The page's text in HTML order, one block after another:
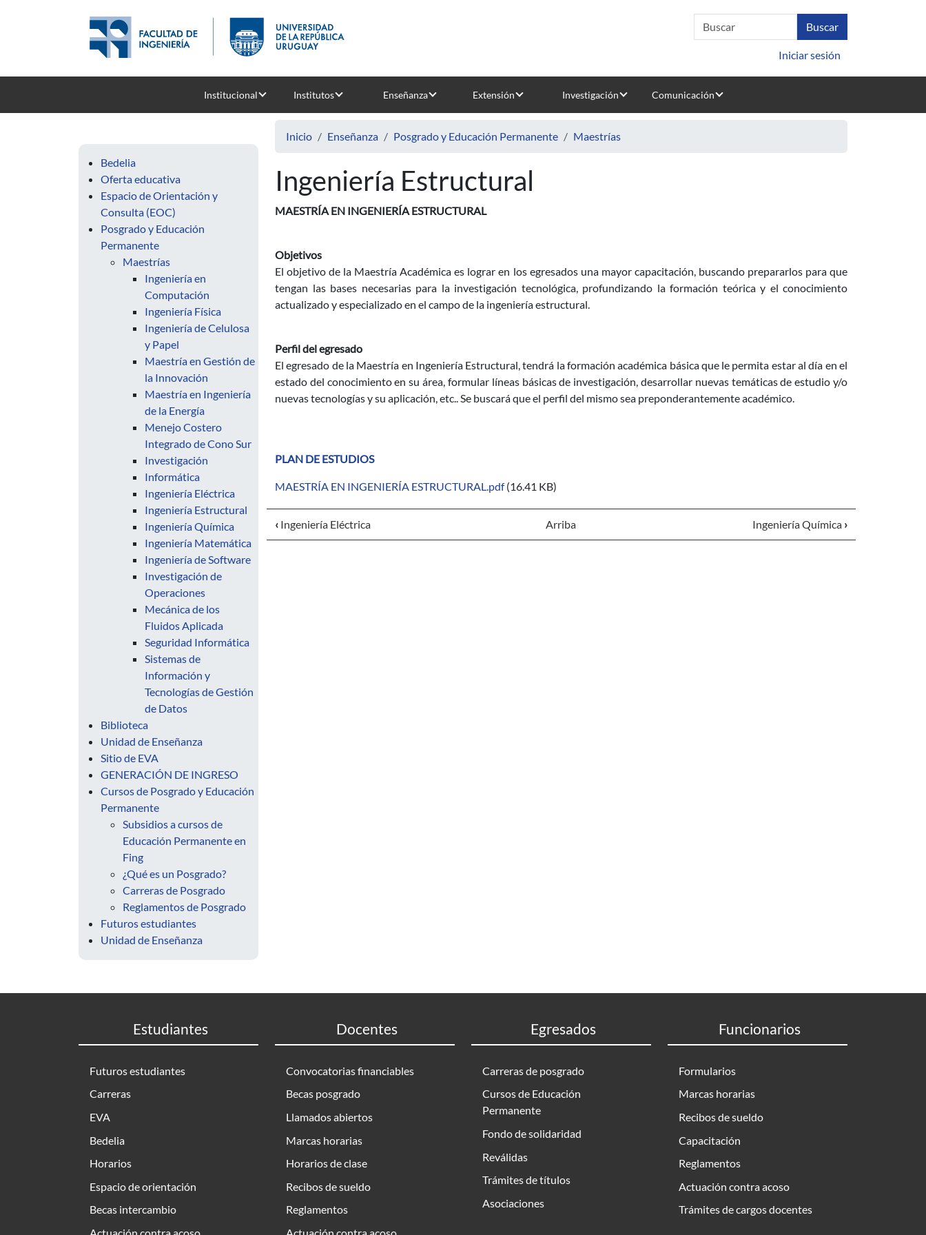
Iniciar sesión
Institucional Institutos Enseñanza Extensión Investigación Comunicación
Bedelia
Oferta educativa
Espacio de Orientación y
Consulta (EOC)
Posgrado y Educación
Permanente
Maestrías
Ingeniería en
Computación
Ingeniería Física
Ingeniería de Celulosa
y Papel
Maestría en Gestión de
la Innovación
Maestría en Ingeniería
de la Energía
Menejo Costero
Integrado de Cono Sur
Investigación
Informática
Ingeniería Eléctrica
Ingeniería Estructural
Ingeniería Química
Ingeniería Matemática
Ingeniería de Software
Investigación de
Operaciones
Mecánica de los
Fluidos Aplicada
Seguridad Informática
Sistemas de
Información y
Tecnologías de Gestión
de Datos
Biblioteca
Unidad de Enseñanza
Sitio de EVA
GENERACIÓN DE INGRESO
Cursos de Posgrado y Educación
Permanente
Subsidios a cursos de
Educación Permanente en
Fing
¿Qué es un Posgrado?
Carreras de Posgrado
Reglamentos de Posgrado
Futuros estudiantes
Unidad de Enseñanza
Inicio Enseñanza Posgrado y Educación Permanente Maestrías
Ingeniería Estructural
MAESTRÍA EN INGENIERÍA ESTRUCTURAL
Objetivos
El objetivo de la Maestría Académica es lograr en los egresados una mayor capacitación, buscando prepararlos para que
tengan las bases necesarias para la investigación tecnológica, profundizando la formación teórica y el conocimiento
actualizado y especializado en el campo de la ingeniería estructural.
Perfil del egresado
El egresado de la Maestría en Ingeniería Estructural, tendrá la formación académica básica que le permita estar al día en el
estado del conocimiento en su área, formular líneas básicas de investigación, desarrollar nuevas temáticas de estudio y/o
nuevas tecnologías y su aplicación, etc.. Se buscará que el perfil del mismo sea preponderantemente académico.
PLAN DE ESTUDIOS
MAESTRÍA EN INGENIERÍA ESTRUCTURAL.pdf (16.41 KB)
‹ Ingeniería Eléctrica Arriba Ingeniería Química ›
Estudiantes
Futuros estudiantes
Carreras
EVA
Bedelia
Horarios
Espacio de orientación
Becas intercambio
Docentes
Convocatorias financiables
Becas posgrado
Llamados abiertos
Marcas horarias
Horarios de clase
Recibos de sueldo
Reglamentos
Egresados
Carreras de posgrado
Cursos de Educación
Permanente
Fondo de solidaridad
Reválidas
Trámites de títulos
Asociaciones
Funcionarios
Formularios
Marcas horarias
Recibos de sueldo
Capacitación
Reglamentos
Actuación contra acoso
Trámites de cargos docentes